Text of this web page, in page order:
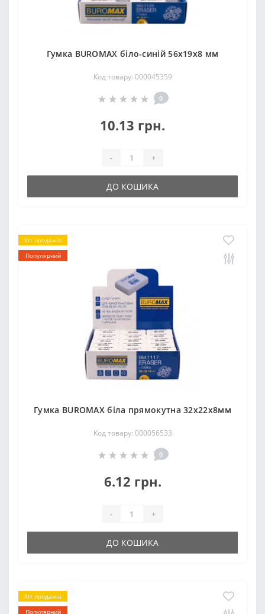
Гумка ВUROМAX біло-синій 56x19x8 мм
Код товару: 000045359
0
10.13 грн.
- +
ДО КОШИКА
Хіт продажів
Популярний
Гумка ВUROМAX біла прямокутна 32х22х8мм
Код товару: 000056533
0
6.12 грн.
- +
ДО КОШИКА
Хіт продажів
Популярний